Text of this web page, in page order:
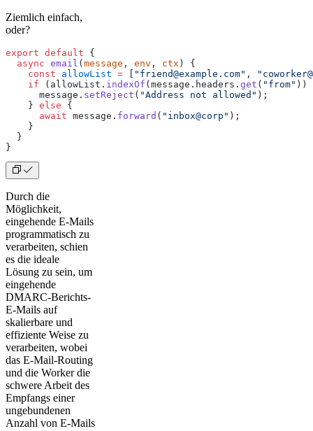
Ziemlich einfach,
oder?
export default {
  async
email ( message , env , ctx ) {
    const
allowList = "friend@example.com" ,
    if
(allowList. indexOf (message.headers. get ( "from" ))
      message.
setReject ( "Address not allowed" );
    }
else {
      await
message. forward ( "inbox@corp" );
    }
  }
}
Durch die
Möglichkeit,
eingehende E-Mails
programmatisch zu
verarbeiten, schien
es die ideale
Lösung zu sein, um
eingehende
DMARC-Berichts-
E-Mails auf
skalierbare und
effiziente Weise zu
verarbeiten, wobei
das E-Mail-Routing
und die Worker die
schwere Arbeit des
Empfangs einer
ungebundenen
Anzahl von E-Mails